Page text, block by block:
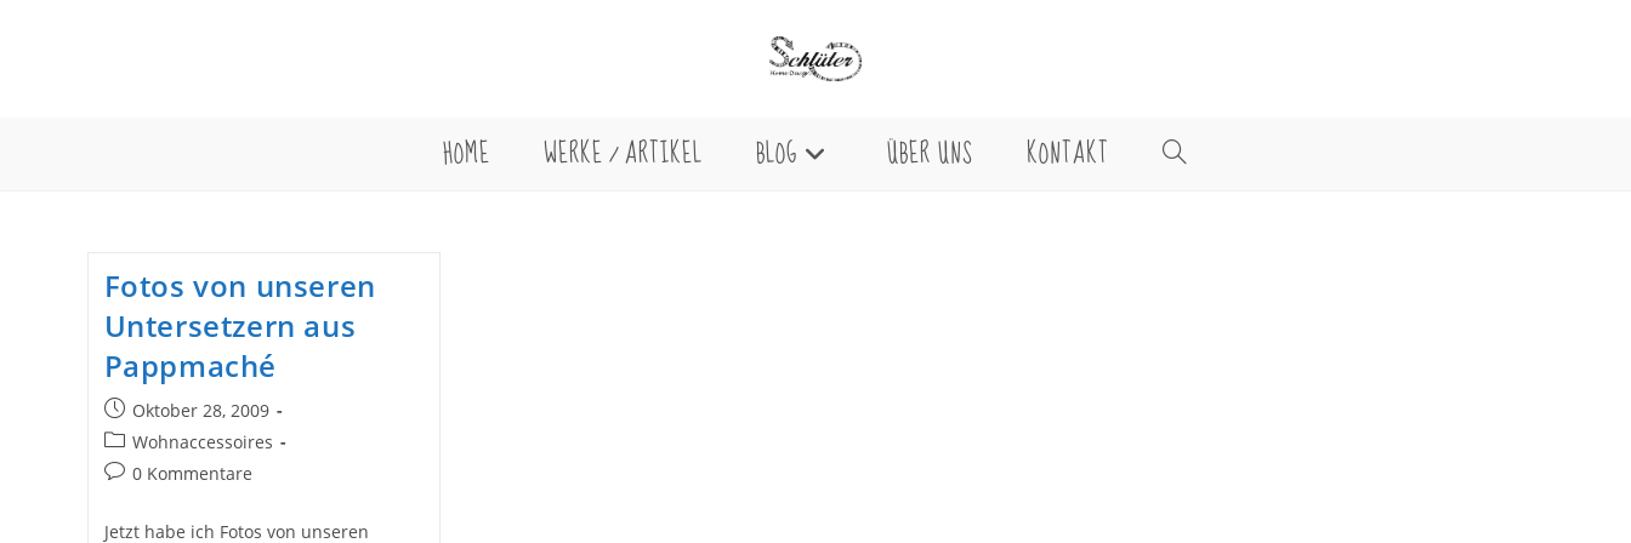
HOME WERKE / ARTIKEL BLOG ÜBER UNS KONTAKT WEBSITE-
Fotos von unseren
Untersetzern aus
Pappmaché
Beitrag
veröffentlicht:
Oktober 28, 2009
Beitrags-
Kategorie:
Wohnaccessoires
Beitrags-
0 Kommentare
Jetzt habe ich Fotos von unseren